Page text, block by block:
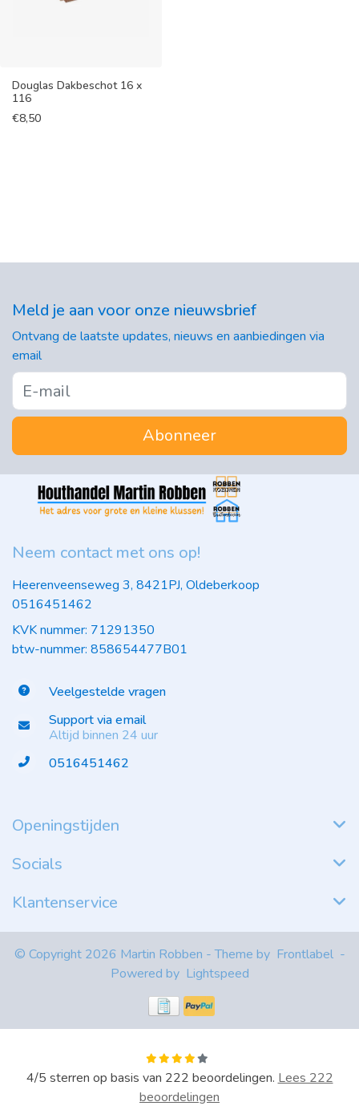
Douglas Dakbeschot 16 x
116
€8,50
Meld je aan voor onze nieuwsbrief
Ontvang de laatste updates, nieuws en aanbiedingen via
email
Abonneer
Neem contact met ons op!
Heerenveenseweg 3, 8421PJ, Oldeberkoop
0516451462
KVK nummer: 71291350
btw-nummer: 858654477B01
Veelgestelde vragen
Support via email
Altijd binnen 24 uur
0516451462
Openingstijden
Socials
Klantenservice
© Copyright 2026 Martin Robben - Theme by Frontlabel -
Powered by Lightspeed
4/5 sterren op basis van 222 beoordelingen. Lees 222
beoordelingen